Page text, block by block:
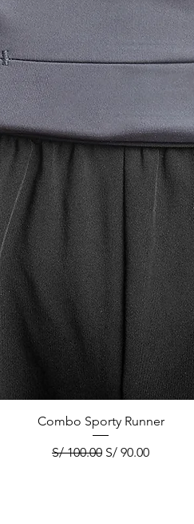
Vista rápida
Combo Sporty Runner
Precio
S/ 100.00 Precio de oferta
S/ 90.00